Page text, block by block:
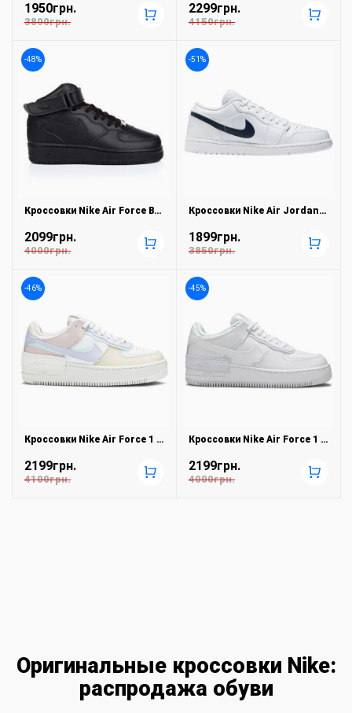
1950грн.
3800грн. +
2299грн.
4150грн. +
-48%
Кроссовки Nike Air Force Black
2099грн.
4000грн. +
-51%
Кроссовки Nike Air Jordan Low Retro White
1899грн.
3850грн. +
-46%
Кроссовки Nike Air Force 1 Shadow White Glacier Blue
2199грн.
4100грн. +
-45%
Кроссовки Nike Air Force 1 Shadow Triple White
2199грн.
4000грн. +
Оригинальные кроссовки Nike:
распродажа обуви